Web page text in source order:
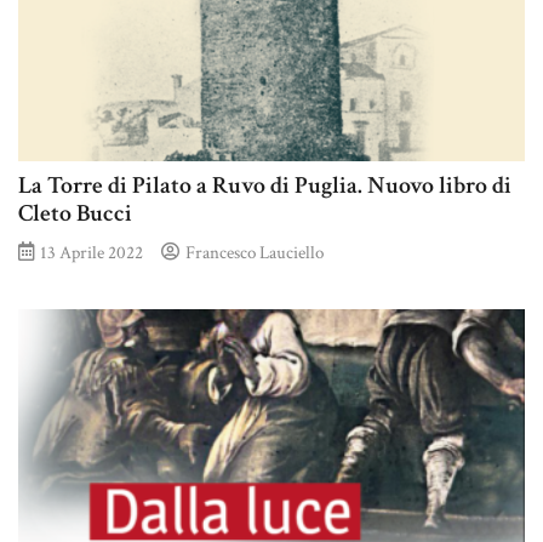
La Torre di Pilato a Ruvo di Puglia. Nuovo libro di
Cleto Bucci
13 Aprile 2022 Francesco Lauciello